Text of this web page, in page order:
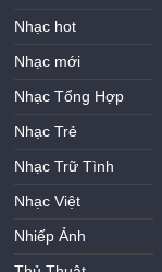
Nhạc hot
Nhạc mới
Nhạc Tổng Hợp
Nhạc Trẻ
Nhạc Trữ Tình
Nhạc Việt
Nhiếp Ảnh